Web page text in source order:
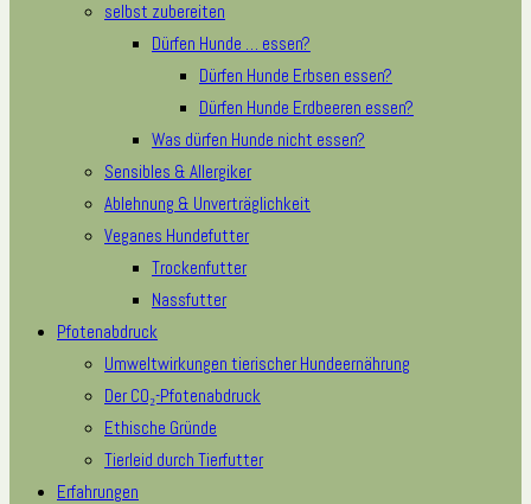
selbst zubereiten
Dürfen Hunde … essen?
Dürfen Hunde Erbsen essen?
Dürfen Hunde Erdbeeren essen?
Was dürfen Hunde nicht essen?
Sensibles & Allergiker
Ablehnung & Unverträglichkeit
Veganes Hundefutter
Trockenfutter
Nassfutter
Pfotenabdruck
Umweltwirkungen tierischer Hundeernährung
Der CO₂-Pfotenabdruck
Ethische Gründe
Tierleid durch Tierfutter
Erfahrungen